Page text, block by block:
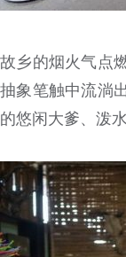
故乡的烟火气点
抽象笔触中流淌
的悠闲大爹、泼